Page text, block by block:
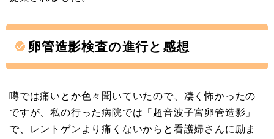
卵管造影検査の進行と感想
噂では痛いとか色々聞いていたので、凄く怖かったの
ですが、私の行った病院では「超音波子宮卵管造影」
で、レントゲンより痛くないからと看護婦さんに励ま